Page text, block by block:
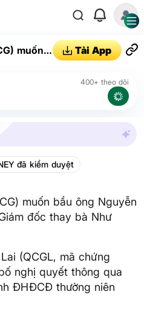
muốn
Loan
Tải App
400+ theo dõi
đã kiểm duyệt
muốn bầu ông Nguyễn
đốc thay bà Như
(QCGL, mã chứng
nghị quyết thông qua
ĐHĐCĐ thường niên